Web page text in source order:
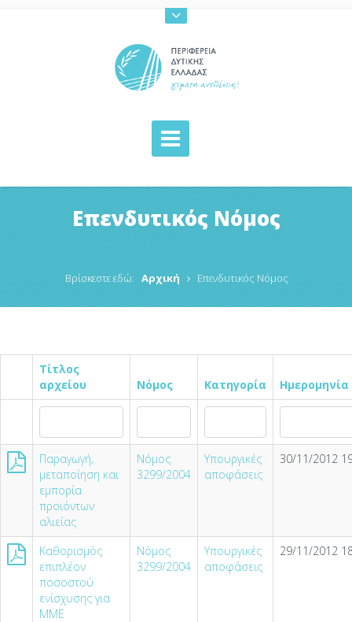
Επενδυτικός Νόμος
Βρίσκεστε εδώ: Αρχική Επενδυτικός Νόμος
Τίτλος
αρχείου
Νόμος Κατηγορία Ημερομηνία
Παραγωγή,
μεταποίηση και
εμπορία
προϊόντων
αλιείας
Νόμος
3299/2004
Υπουργικές
αποφάσεις
30/11/2012
Καθορισμός
επιπλέον
ποσοστού
ενίσχυσης για
ΜΜΕ
Νόμος
3299/2004
Υπουργικές
αποφάσεις
29/11/2012